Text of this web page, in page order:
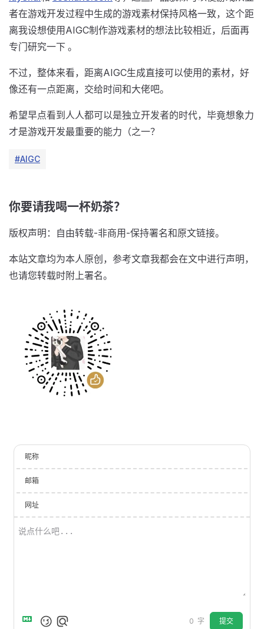
者在游戏开发过程中生成的游戏素材保持风格一致，这个距
离我设想使用AIGC制作游戏素材的想法比较相近，后面再
专门研究一下 。
不过，整体来看，距离AIGC生成直接可以使用的素材，好
像还有一点距离，交给时间和大佬吧。
希望早点看到人人都可以是独立开发者的时代，毕竟想象力
才是游戏开发最重要的能力（之一？
#AIGC
你要请我喝一杯奶茶？
版权声明：自由转载-非商用-保持署名和原文链接。
本站文章均为本人原创，参考文章我都会在文中进行声明，
也请您转载时附上署名。
昵称
邮箱
网址
0 字 提交